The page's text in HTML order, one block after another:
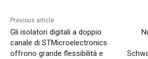
Previous article
Gli isolatori digitali a doppio
canale di STMicroelectronics
offrono grande flessibilità e